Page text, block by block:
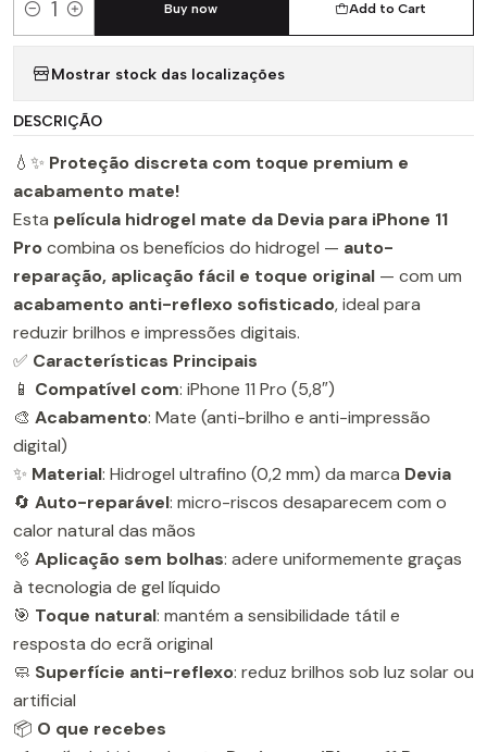
Quantity
Add to Cart
Buy now
Mostrar stock das localizações
DESCRIÇÃO
💧✨ Proteção discreta com toque premium e
acabamento mate!
Esta película hidrogel mate da Devia para iPhone 11
Procombina os benefícios do hidrogel — auto-
reparação, aplicação fácil e toque original — com um
acabamento anti-reflexo sofisticado, ideal para
reduzir brilhos e impressões digitais.
✅ Características Principais
📱 Compatível com: iPhone 11 Pro (5,8″)
🎨 Acabamento: Mate (anti-brilho e anti-impressão
digital)
✨ Material: Hidrogel ultrafino (0,2 mm) da marca Devia
🔄 Auto-reparável: micro-riscos desaparecem com o
calor natural das mãos
🫧 Aplicação sem bolhas: adere uniformemente graças
à tecnologia de gel líquido
🎯 Toque natural: mantém a sensibilidade tátil e
resposta do ecrã original
🧼 Superfície anti-reflexo: reduz brilhos sob luz solar ou
artificial
📦 O que recebes